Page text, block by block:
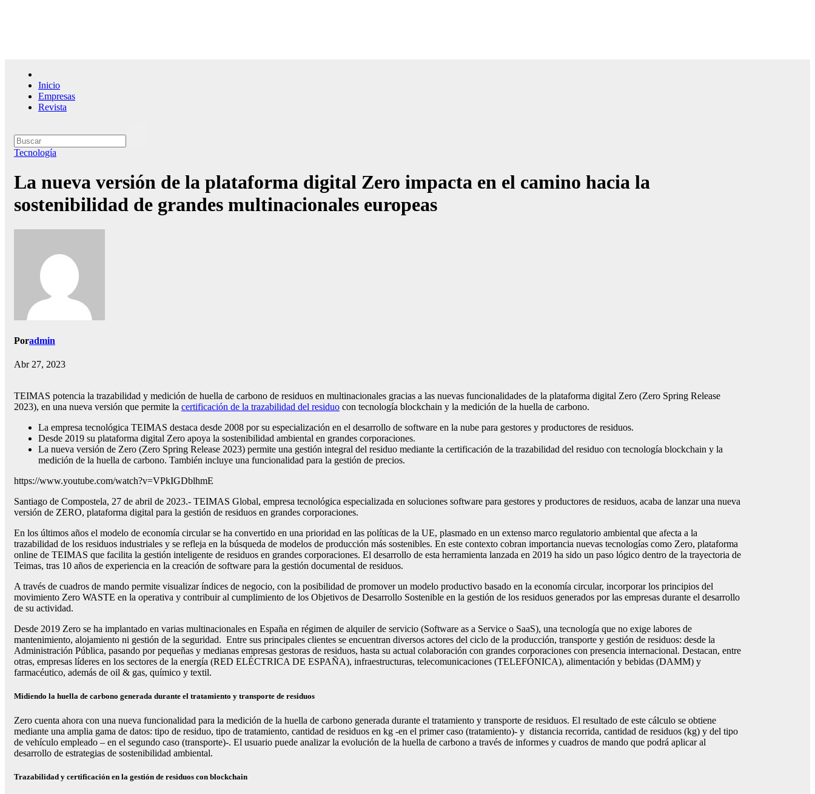
Inicio
Empresas
Revista
Tecnología
La nueva versión de la plataforma digital Zero impacta en el camino hacia la
sostenibilidad de grandes multinacionales europeas
Poradmin
Abr 27, 2023
TEIMAS potencia la trazabilidad y medición de huella de carbono de residuos en multinacionales gracias a las nuevas funcionalidades de la plataforma digital Zero (Zero Spring Release
2023), en una nueva versión que permite la certificación de la trazabilidad del residuo con tecnología blockchain y la medición de la huella de carbono.
La empresa tecnológica TEIMAS destaca desde 2008 por su especialización en el desarrollo de software en la nube para gestores y productores de residuos.
Desde 2019 su plataforma digital Zero apoya la sostenibilidad ambiental en grandes corporaciones.
La nueva versión de Zero (Zero Spring Release 2023) permite una gestión integral del residuo mediante la certificación de la trazabilidad del residuo con tecnología blockchain y la
medición de la huella de carbono. También incluye una funcionalidad para la gestión de precios.
https://www.youtube.com/watch?v=VPkIGDblhmE ‍
‍Santiago de Compostela, 27 de abril de 2023.- TEIMAS Global, empresa tecnológica especializada en soluciones software para gestores y productores de residuos, acaba de lanzar una nueva
versión de ZERO, plataforma digital para la gestión de residuos en grandes corporaciones.
En los últimos años el modelo de economía circular se ha convertido en una prioridad en las políticas de la UE, plasmado en un extenso marco regulatorio ambiental que afecta a la
trazabilidad de los residuos industriales y se refleja en la búsqueda de modelos de producción más sostenibles. En este contexto cobran importancia nuevas tecnologías como Zero, plataforma
online de TEIMAS que facilita la gestión inteligente de residuos en grandes corporaciones. El desarrollo de esta herramienta lanzada en 2019 ha sido un paso lógico dentro de la trayectoria de
Teimas, tras 10 años de experiencia en la creación de software para la gestión documental de residuos.
A través de cuadros de mando permite visualizar índices de negocio, con la posibilidad de promover un modelo productivo basado en la economía circular, incorporar los principios del
movimiento Zero WASTE en la operativa y contribuir al cumplimiento de los Objetivos de Desarrollo Sostenible en la gestión de los residuos generados por las empresas durante el desarrollo
de su actividad.
Desde 2019 Zero se ha implantado en varias multinacionales en España en régimen de alquiler de servicio (Software as a Service o SaaS), una tecnología que no exige labores de
mantenimiento, alojamiento ni gestión de la seguridad. Entre sus principales clientes se encuentran diversos actores del ciclo de la producción, transporte y gestión de residuos: desde la
Administración Pública, pasando por pequeñas y medianas empresas gestoras de residuos, hasta su actual colaboración con grandes corporaciones con presencia internacional. Destacan, entre
otras, empresas líderes en los sectores de la energía (RED ELÉCTRICA DE ESPAÑA), infraestructuras, telecomunicaciones (TELEFÓNICA), alimentación y bebidas (DAMM) y
farmacéutico, además de oil & gas, químico y textil.
Midiendo la huella de carbono generada durante el tratamiento y transporte de residuos
Zero cuenta ahora con una nueva funcionalidad para la medición de la huella de carbono generada durante el tratamiento y transporte de residuos. El resultado de este cálculo se obtiene
mediante una amplia gama de datos: tipo de residuo, tipo de tratamiento, cantidad de residuos en kg -en el primer caso (tratamiento)- y distancia recorrida, cantidad de residuos (kg) y del tipo
de vehículo empleado – en el segundo caso (transporte)-. El usuario puede analizar la evolución de la huella de carbono a través de informes y cuadros de mando que podrá aplicar al
desarrollo de estrategias de sostenibilidad ambiental.
Trazabilidad y certificación en la gestión de residuos con blockchain